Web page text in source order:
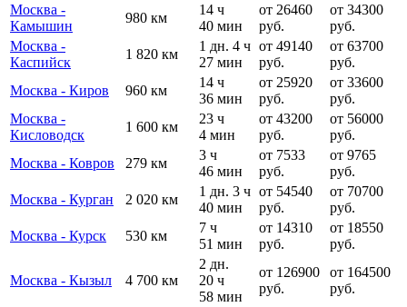
Москва -
Камышин
980 км
14 ч
40 мин
от 26460
руб.
от 34300
руб.
Москва -
Каспийск
1 820 км
1 дн. 4 ч
27 мин
от 49140
руб.
от 63700
руб.
Москва - Киров
960 км
14 ч
36 мин
от 25920
руб.
от 33600
руб.
Москва -
Кисловодск
1 600 км
23 ч
4 мин
от 43200
руб.
от 56000
руб.
Москва - Ковров
279 км
3 ч
46 мин
от 7533
руб.
от 9765
руб.
Москва - Курган
2 020 км
1 дн. 3 ч
40 мин
от 54540
руб.
от 70700
руб.
Москва - Курск
530 км
7 ч
51 мин
от 14310
руб.
от 18550
руб.
Москва - Кызыл 4 700 км
2 дн.
20 ч
58 мин
от 126900
руб.
от 164500
руб.